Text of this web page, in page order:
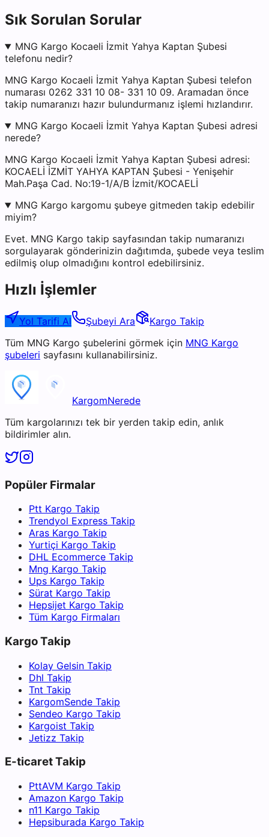
Sık Sorulan Sorular
MNG Kargo Kocaeli İzmit Yahya Kaptan Şubesi
telefonu nedir?
MNG Kargo Kocaeli İzmit Yahya Kaptan Şubesi telefon
numarası 0262 331 10 08- 331 10 09. Aramadan önce
takip numaranızı hazır bulundurmanız işlemi hızlandırır.
MNG Kargo Kocaeli İzmit Yahya Kaptan Şubesi adresi
nerede?
MNG Kargo Kocaeli İzmit Yahya Kaptan Şubesi adresi:
KOCAELİ İZMİT YAHYA KAPTAN Şubesi - Yenişehir
Mah.Paşa Cad. No:19-1/A/B İzmit/KOCAELİ
MNG Kargo kargomu şubeye gitmeden takip edebilir
miyim?
Evet. MNG Kargo takip sayfasından takip numaranızı
sorgulayarak gönderinizin dağıtımda, şubede veya teslim
edilmiş olup olmadığını kontrol edebilirsiniz.
Hızlı İşlemler
Yol Tarifi Al Şubeyi Ara
Kargo Takip
Tüm MNG Kargo şubelerini görmek için MNG Kargo
şubeleri sayfasını kullanabilirsiniz.
KargomNerede
Tüm kargolarınızı tek bir yerden takip edin, anlık
bildirimler alın.
Popüler Firmalar
Ptt Kargo Takip
Trendyol Express Takip
Aras Kargo Takip
Yurtiçi Kargo Takip
DHL Ecommerce Takip
Mng Kargo Takip
Ups Kargo Takip
Sürat Kargo Takip
Hepsijet Kargo Takip
Tüm Kargo Firmaları
Kargo Takip
Kolay Gelsin Takip
Dhl Takip
Tnt Takip
KargomSende Takip
Sendeo Kargo Takip
Kargoist Takip
Jetizz Takip
E-ticaret Takip
PttAVM Kargo Takip
Amazon Kargo Takip
n11 Kargo Takip
Hepsiburada Kargo Takip